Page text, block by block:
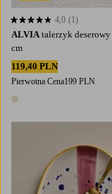
ALVIA talerzyk
cm
119,40 PLN
Pierwotna Cena199 PLN
1 kolor
4,0 opierając się na 1
4,0 (1)